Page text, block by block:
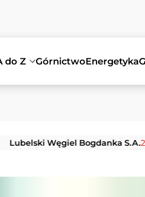
do Z GórnictwoEnergetyka
Węgiel Bogdanka S.A.21.50